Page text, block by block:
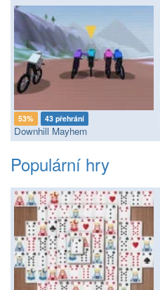
53% 43 přehrání
Downhill Mayhem
Populární hry